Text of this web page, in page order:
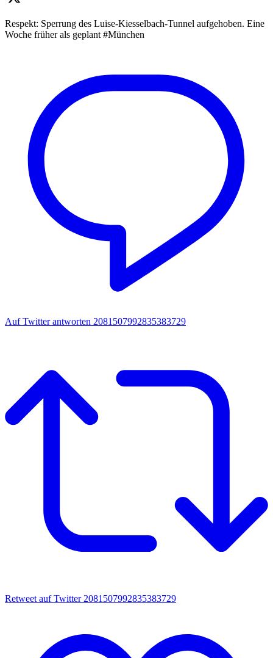
Respekt: Sperrung des Luise-Kiesselbach-Tunnel aufgehoben. Eine
Woche früher als geplant #München
Auf Twitter antworten 2081507992835383729
Retweet auf Twitter 2081507992835383729